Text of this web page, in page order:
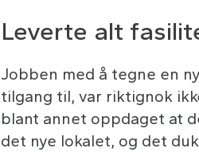
Leverte alt
Jobben med å tegne en
tilgang til, var riktignok
blant annet oppdaget at
det nye lokalet, og det